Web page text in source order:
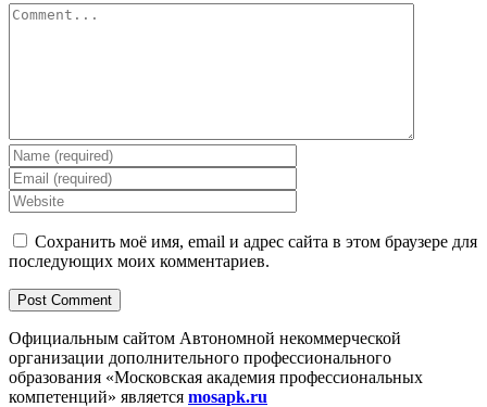
Comment
Сохранить моё имя, email и адрес сайта в этом браузере для
последующих моих комментариев.
Официальным сайтом Автономной некоммерческой
организации дополнительного профессионального
образования «Московская академия профессиональных
компетенций» является mosapk.ru